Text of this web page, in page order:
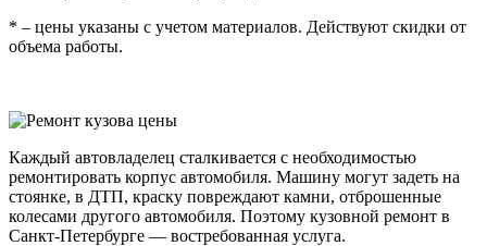
* – цены указаны с учетом материалов. Действуют скидки от
объема работы.
Каждый автовладелец сталкивается с необходимостью
ремонтировать корпус автомобиля. Машину могут задеть на
стоянке, в ДТП, краску повреждают камни, отброшенные
колесами другого автомобиля. Поэтому кузовной ремонт в
Санкт-Петербурге — востребованная услуга.